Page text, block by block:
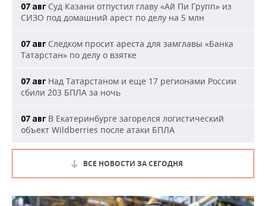
07 авг Суд Казани отпустил главу «Ай Пи Групп» из
СИЗО под домашний арест по делу на 5 млн
07 авг Следком просит ареста для замглавы «Банка
Татарстан» по делу о взятке
07 авг Над Татарстаном и еще 17 регионами России
сбили 203 БПЛА за ночь
07 авг В Екатеринбурге загорелся логистический
объект Wildberries после атаки БПЛА
ВСЕ НОВОСТИ ЗА СЕГОДНЯ